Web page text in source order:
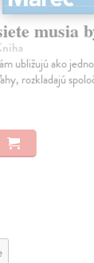
musia
ubližujú ako
rozkladajú